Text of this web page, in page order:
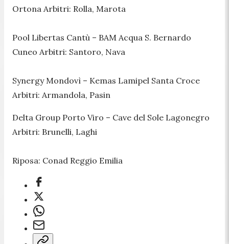
Ortona Arbitri: Rolla, Marota
Pool Libertas Cantù – BAM Acqua S. Bernardo
Cuneo Arbitri: Santoro, Nava
Synergy Mondovì – Kemas Lamipel Santa Croce
Arbitri: Armandola, Pasin
Delta Group Porto Viro – Cave del Sole Lagonegro
Arbitri: Brunelli, Laghi
Riposa: Conad Reggio Emilia